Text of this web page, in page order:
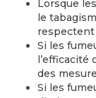
Lorsque
le
respectent
Si les
l’efficacité
des
Si les